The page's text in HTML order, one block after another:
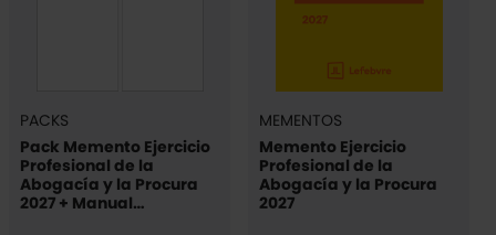
PACKS
Pack Memento Ejercicio
Profesional de la
Abogacía y la Procura
2027 + Manual
MEMENTOS
Memento Ejercicio
Profesional de la
Abogacía y la Procura
2027